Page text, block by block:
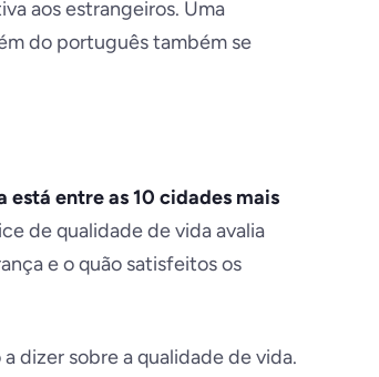
aos estrangeiros. Uma
do português também se
está entre as 10 cidades mais
de qualidade de vida avalia
e o quão satisfeitos os
dizer sobre a qualidade de vida.